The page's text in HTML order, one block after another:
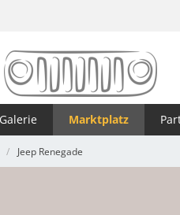
Galerie Marktplatz
Jeep Renegade